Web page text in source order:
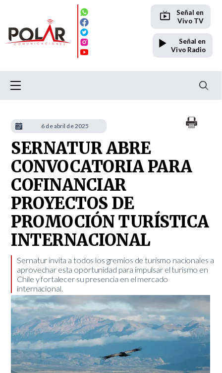
Señal en
Vivo TV
Señal en
Vivo Radio
SERNATUR ABRE
CONVOCATORIA PARA
COFINANCIAR
PROYECTOS DE
PROMOCIÓN TURÍSTICA
INTERNACIONAL
Sernatur invita a todos los gremios de turismo nacionales a
aprovechar esta oportunidad para impulsar el turismo en
Chile y fortalecer su presencia en el mercado
internacional. ​
6 de abril de 2025